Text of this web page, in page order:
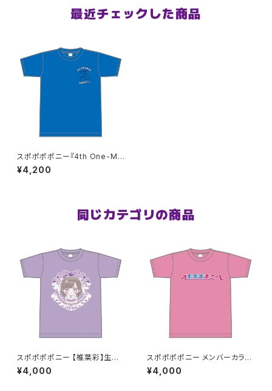
最近チェックした商品
スポポポポニー『4th One-Ma
n LIVE 』Tシャツ ミディアムブル
ー XXL〜XXXLサイズ
¥4,200
同じカテゴリの商品
スポポポポニー 【椎葉彩】生誕
祭Tシャツ S〜XLサイズ
¥4,000
スポポポポニー メンバーカラー
シンプルデザイン ロゴTシャツ
ピンク S〜XLサイズ
¥4,000